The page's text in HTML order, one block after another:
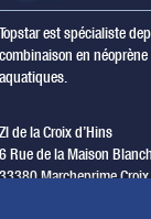
Topstar est spécialiste
combinaison en
aquatiques.
ZI de la Croix d’Hins
6 Rue de la Maison
33380 Marcheprime Croix